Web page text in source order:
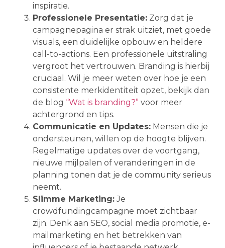
inspiratie.
Professionele Presentatie: Zorg dat je
campagnepagina er strak uitziet, met goede
visuals, een duidelijke opbouw en heldere
call-to-actions. Een professionele uitstraling
vergroot het vertrouwen. Branding is hierbij
cruciaal. Wil je meer weten over hoe je een
consistente merkidentiteit opzet, bekijk dan
de blog “Wat is branding?” voor meer
achtergrond en tips.
Communicatie en Updates: Mensen die je
ondersteunen, willen op de hoogte blijven.
Regelmatige updates over de voortgang,
nieuwe mijlpalen of veranderingen in de
planning tonen dat je de community serieus
neemt.
Slimme Marketing:Je
crowdfundingcampagne moet zichtbaar
zijn. Denk aan SEO, social media promotie, e-
mailmarketing en het betrekken van